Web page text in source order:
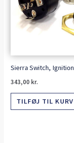
Sierra Switch, Ignition
343,00 kr.
TILFØJ TIL KURV